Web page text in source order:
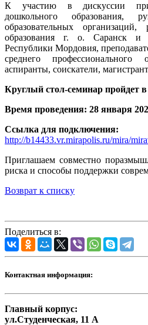
К участию в дискуссии
дошкольного образования,
образовательных организаций,
образования г. о. Саранск и
Республики Мордовия,
среднего профессионального
аспиранты, соискатели,
Круглый стол-семинар пройдет
Время проведения: 28 января
Ссылка для подключения:
http://b14433.vr.mirapolis.ru/mira/
Приглашаем совместно
риска и способы поддержки
Возврат к списку
Поделиться в:
Контактная информация:
Главный корпус:
ул.Студенческая, 11 А